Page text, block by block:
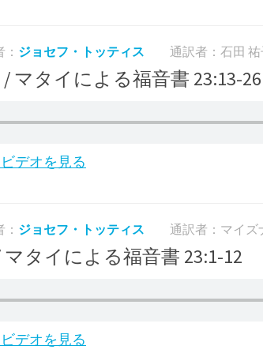
ジョセフ・トッティス 通訳者：石田 祐
/ マタイによる福音書 23:13-26
デオを見る
ジョセフ・トッティス 通訳者：マイズ
マタイによる福音書 23:1-12
デオを見る